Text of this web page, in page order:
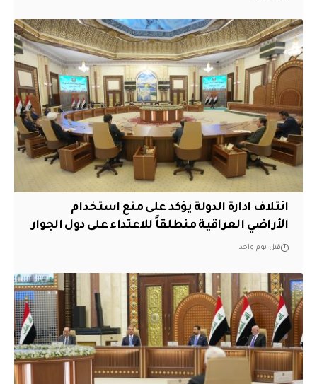
ائتلاف ادارة الدولة يؤكد على منع استخدام
الأراضي العراقية منطلقاً للاعتداء على دول الجوار
قبل يوم واحد